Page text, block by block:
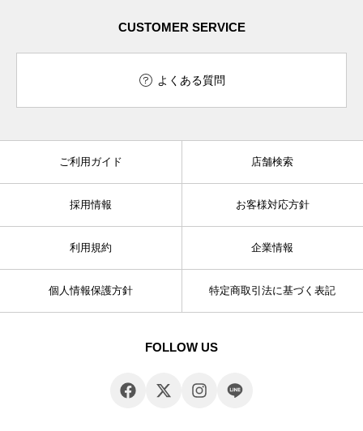
CUSTOMER SERVICE
よくある質問
ご利用ガイド 店舗検索
採用情報 お客様対応方針
利用規約 企業情報
個人情報保護方針 特定商取引法に基づく表記
FOLLOW US